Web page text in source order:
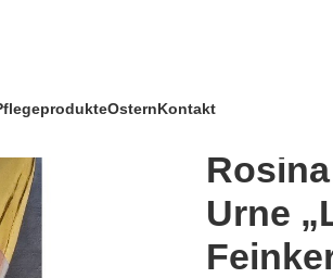
OsternKontakt
Urne